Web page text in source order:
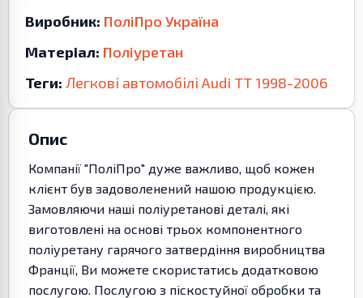
Виробник: ПоліПро Україна
Матеріал: Поліуретан
Теги: Легкові автомобілі Audi TT1998-2006
Опис
Компанії "ПоліПро" дуже важливо, щоб кожен
клієнт був задоволенений нашою продукцією.
Замовляючи наші поліуретанові деталі, які
виготовлені на основі трьох компонентного
поліуретану гарячого затвердіння виробництва
Франції, Ви можете скористатись додатковою
послугою. Послугою з піскостуйної обробки та